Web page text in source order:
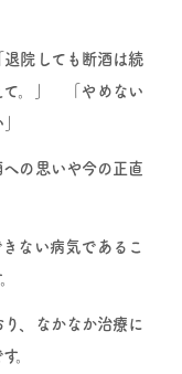
院しても断酒は続
て。」 「やめない
への思いや今の正直
ない病気であるこ
、なかなか治療に
。